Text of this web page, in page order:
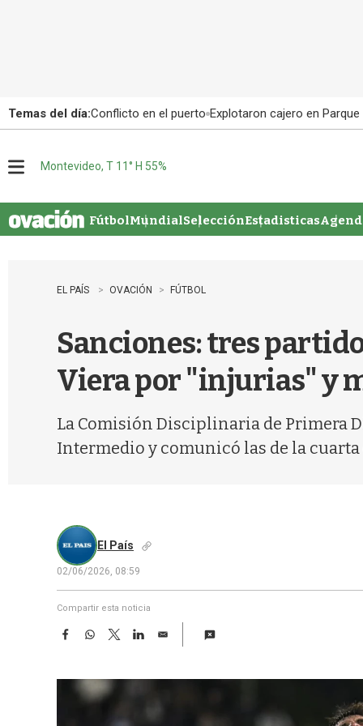
Temas del día:Conflicto en el puerto Explotaron cajero en
u
Montevideo, T 11° H 55%
FútbolMundialSelecciónEstadisticas
EL PAÍS OVACIÓN FÚTBOL
Sanciones: tres
Viera por "injurias" y
La Comisión Disciplinaria de Primera
Intermedio y comunicó las de la cuarta
El País
02/06/2026, 08:59
Compartir esta noticia
F
e
b
W
t
s
T
w
t
L
k
e
E
i